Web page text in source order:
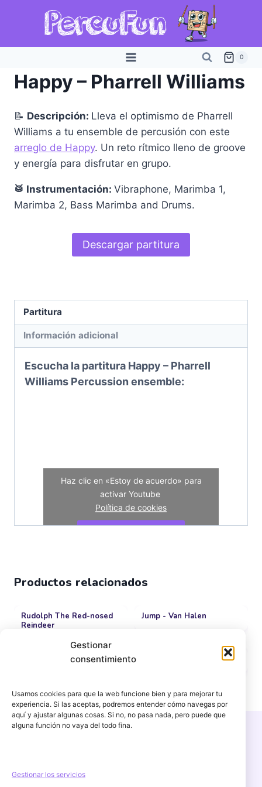
Gestionar
consentimiento
Usamos cookies para que la web funcione bien y para mejorar tu
experiencia. Si las aceptas, podremos entender cómo navegas por
aquí y ajustar algunas cosas. Si no, no pasa nada, pero puede que
alguna función no vaya del todo fina.
Gestionar los servicios
contenido
0
Happy – Pharrell Williams
📝 Descripción: Lleva el optimismo de Pharrell
Williams a tu ensemble de percusión con este
arreglo de Happy. Un reto rítmico lleno de groove
y energía para disfrutar en grupo.
🥁 Instrumentación: Vibraphone, Marimba 1,
Marimba 2, Bass Marimba and Drums.
Descargar partitura
Partitura
Información adicional
Escucha la partitura Happy – Pharrell
Williams Percussion ensemble:
Haz clic en «Estoy de acuerdo» para
activar Youtube
Política de cookies
Productos relacionados
Rudolph The Red-nosed
Reindeer
Jump - Van Halen
Michael jackson - Black or